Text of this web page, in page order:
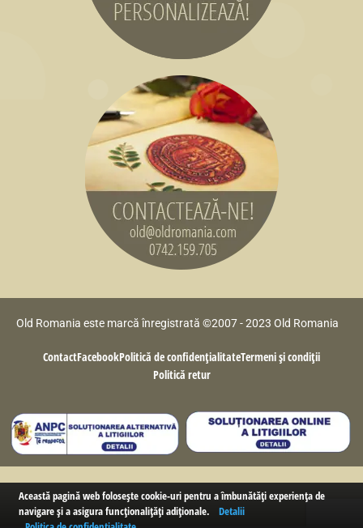
Old Romania este marcă înregistrată ©2007 - 2023 Old Romania
ContactFacebookPolitică de confidențialitateTermeni și condiții
Politică retur
Această pagină web folosește cookie-uri pentru a îmbunătăți experiența de
navigare și a asigura funcționalițăți adiționale.
Detalii